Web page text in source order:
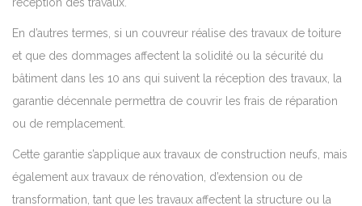
En d’autres termes, si un couvreur réalise des travaux de toiture
et que des dommages affectent la solidité ou la sécurité du
bâtiment dans les 10 ans qui suivent la réception des travaux, la
garantie décennale permettra de couvrir les frais de réparation
ou de remplacement.
Cette garantie s’applique aux travaux de construction neufs, mais
également aux travaux de rénovation, d’extension ou de
transformation, tant que les travaux affectent la structure ou la